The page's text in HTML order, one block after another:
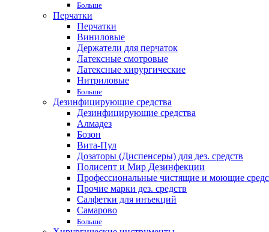
Больше
Перчатки
Перчатки
Виниловые
Держатели для перчаток
Латексные смотровые
Латексные хирургические
Нитриловые
Больше
Дезинфицирующие средства
Дезинфицирующие средства
Алмадез
Бозон
Вита-Пул
Дозаторы (Диспенсеры) для дез. средств
Полисепт и Мир Дезинфекции
Профессиональные чистящие и моющие
Прочие марки дез. средств
Салфетки для инъекций
Самарово
Больше